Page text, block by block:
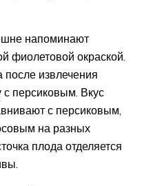
напоминают
фиолетовой окраской.
после извлечения
с персиковым. Вкус
с персиковым,
на разных
плода отделяется